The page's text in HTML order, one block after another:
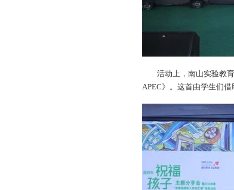
活动上，南山实验教
APEC》。这首由学生们